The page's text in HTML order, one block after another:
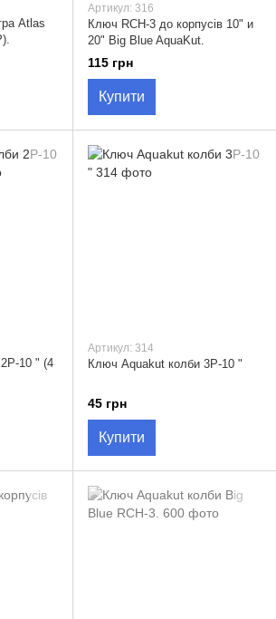
Atlas
Артикул: 316
Ключ RCH-3 до корпусів 10" и
20" Big Blue AquaKut.
115 грн
Купити
10 " (4
Артикул: 314
Ключ Aquakut колби 3Р-10 "
45 грн
Купити